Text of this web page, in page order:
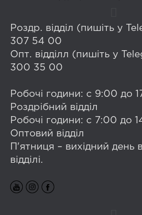
Роздр. відділ (пишіть у
307 54 00
Опт. відділл (пишіть у
300 35 00
Робочі години: с 9:00 до
Роздрібний відділ
Робочі години: с 7:00 до
Оптовий відділ
П'ятниця – вихідний день
відділі.